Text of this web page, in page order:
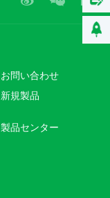
お問い合わせ
新規製品
製品センター